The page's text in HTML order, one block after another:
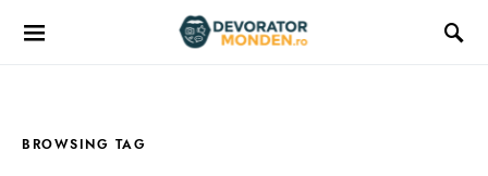
BROWSING TAG